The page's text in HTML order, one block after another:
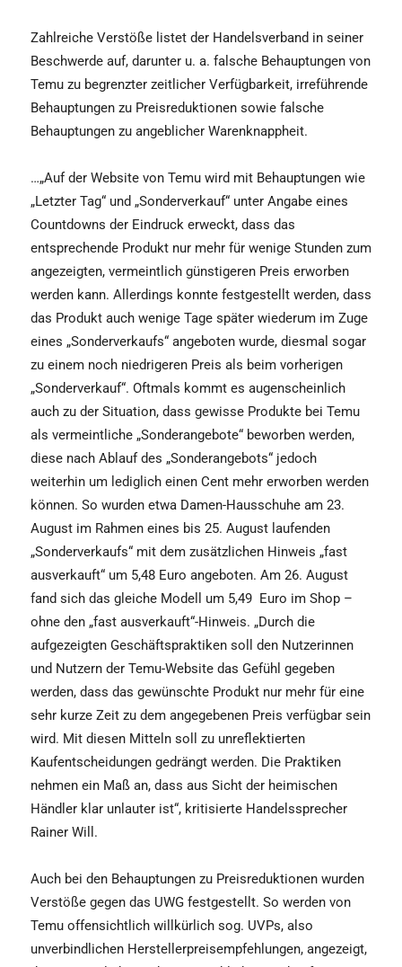
Zahlreiche Verstöße listet der Handelsverband in seiner
Beschwerde auf, darunter u. a. falsche Behauptungen von
Temu zu begrenzter zeitlicher Verfügbarkeit, irreführende
Behauptungen zu Preisreduktionen sowie falsche
Behauptungen zu angeblicher Warenknappheit.
…„Auf der Website von Temu wird mit Behauptungen wie
„Letzter Tag“ und „Sonderverkauf“ unter Angabe eines
Countdowns der Eindruck erweckt, dass das
entsprechende Produkt nur mehr für wenige Stunden zum
angezeigten, vermeintlich günstigeren Preis erworben
werden kann. Allerdings konnte festgestellt werden, dass
das Produkt auch wenige Tage später wiederum im Zuge
eines „Sonderverkaufs“ angeboten wurde, diesmal sogar
zu einem noch niedrigeren Preis als beim vorherigen
„Sonderverkauf“. Oftmals kommt es augenscheinlich
auch zu der Situation, dass gewisse Produkte bei Temu
als vermeintliche „Sonderangebote“ beworben werden,
diese nach Ablauf des „Sonderangebots“ jedoch
weiterhin um lediglich einen Cent mehr erworben werden
können. So wurden etwa Damen-Hausschuhe am 23.
August im Rahmen eines bis 25. August laufenden
„Sonderverkaufs“ mit dem zusätzlichen Hinweis „fast
ausverkauft“ um 5,48 Euro angeboten. Am 26. August
fand sich das gleiche Modell um 5,49 Euro im Shop –
ohne den „fast ausverkauft“-Hinweis. „Durch die
aufgezeigten Geschäftspraktiken soll den Nutzerinnen
und Nutzern der Temu-Website das Gefühl gegeben
werden, dass das gewünschte Produkt nur mehr für eine
sehr kurze Zeit zu dem angegebenen Preis verfügbar sein
wird. Mit diesen Mitteln soll zu unreflektierten
Kaufentscheidungen gedrängt werden. Die Praktiken
nehmen ein Maß an, dass aus Sicht der heimischen
Händler klar unlauter ist“, kritisierte Handelssprecher
Rainer Will.
Auch bei den Behauptungen zu Preisreduktionen wurden
Verstöße gegen das UWG festgestellt. So werden von
Temu offensichtlich willkürlich sog. UVPs, also
unverbindlichen Herstellerpreisempfehlungen, angezeigt,